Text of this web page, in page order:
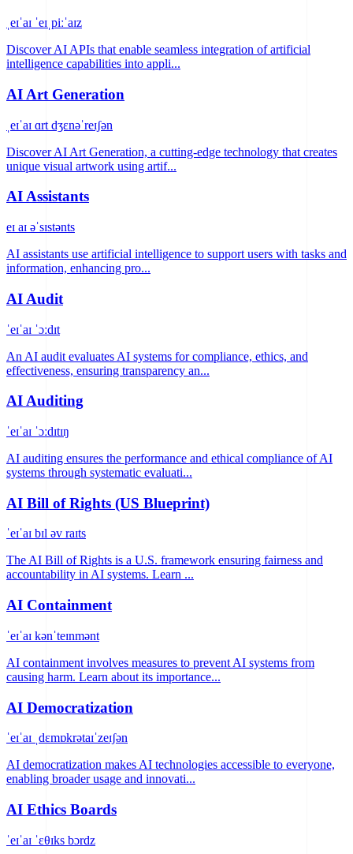
ˌeɪˈaɪ ˈeɪˌpiːˈaɪz
Discover AI APIs that enable seamless integration of artificial
intelligence capabilities into appli...
AI Art Generation
ˌeɪˈaɪ ɑrt dʒɛnəˈreɪʃən
Discover AI Art Generation, a cutting-edge technology that creates
unique visual artwork using artif...
AI Assistants
eɪ aɪ əˈsɪstənts
AI assistants use artificial intelligence to support users with tasks and
information, enhancing pro...
AI Audit
ˈeɪˈaɪ ˈɔːdɪt
An AI audit evaluates AI systems for compliance, ethics, and
effectiveness, ensuring transparency an...
AI Auditing
ˈeɪˈaɪ ˈɔːdɪtɪŋ
AI auditing ensures the performance and ethical compliance of AI
systems through systematic evaluati...
AI Bill of Rights (US Blueprint)
ˈeɪˈaɪ bɪl əv raɪts
The AI Bill of Rights is a U.S. framework ensuring fairness and
accountability in AI systems. Learn ...
AI Containment
ˈeɪˈaɪ kənˈteɪnmənt
AI containment involves measures to prevent AI systems from
causing harm. Learn about its importance...
AI Democratization
ˈeɪˈaɪ ˌdɛmɒkrətaɪˈzeɪʃən
AI democratization makes AI technologies accessible to everyone,
enabling broader usage and innovati...
AI Ethics Boards
ˈeɪˈaɪ ˈɛθɪks bɔrdz